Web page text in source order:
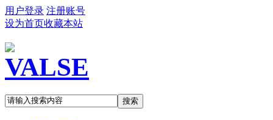
用户登录 注册账号
设为首页收藏本站
搜索